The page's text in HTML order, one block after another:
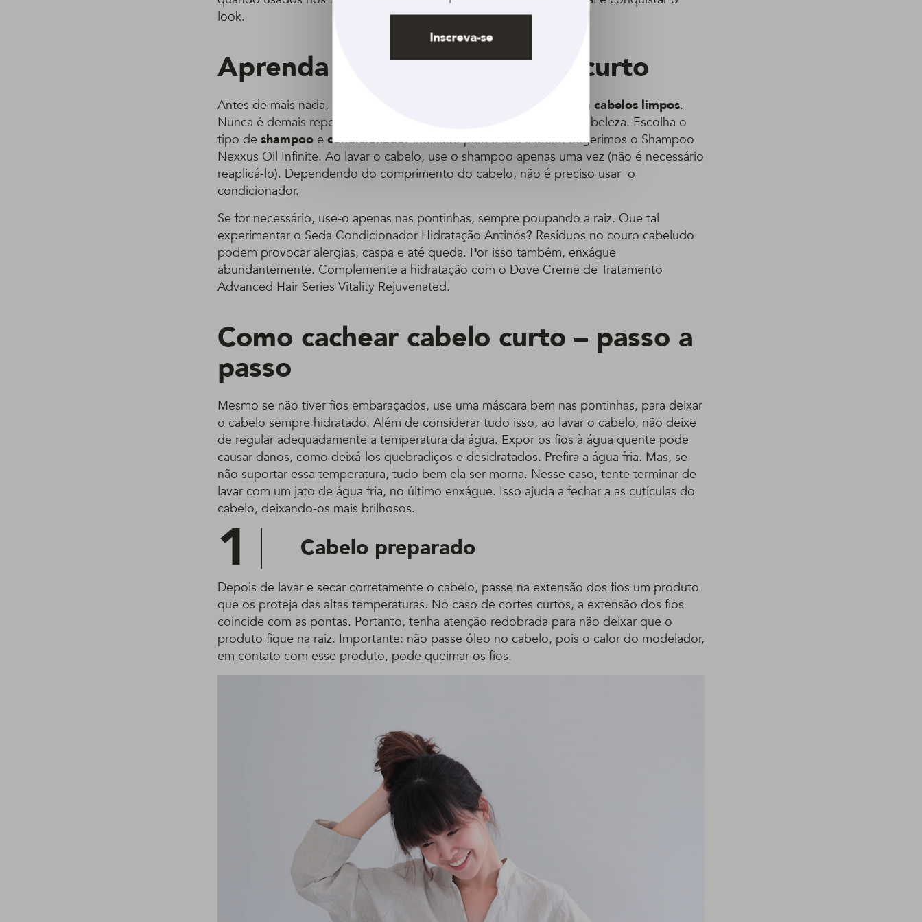
look.
Aprenda a cachear o cabelo curto
Antes de mais nada, lembre-se de que todo penteado começa com cabelos limpos.
Nunca é demais repetir essa frase, como se ela fosse um mantra da beleza. Escolha o
tipo de shampoo e condicionadorindicado para o seu cabelo. Sugerimos o Shampoo
Nexxus Oil Infinite. Ao lavar o cabelo, use o shampoo apenas uma vez (não é necessário
reaplicá-lo). Dependendo do comprimento do cabelo, não é preciso usar o
condicionador.
Se for necessário, use-o apenas nas pontinhas, sempre poupando a raiz. Que tal
experimentar o Seda Condicionador Hidratação Antinós? Resíduos no couro cabeludo
podem provocar alergias, caspa e até queda. Por isso também, enxágue
abundantemente. Complemente a hidratação com o Dove Creme de Tratamento
Advanced Hair Series Vitality Rejuvenated.
Como cachear cabelo curto – passo a
passo
Mesmo se não tiver fios embaraçados, use uma máscara bem nas pontinhas, para deixar
o cabelo sempre hidratado. Além de considerar tudo isso, ao lavar o cabelo, não deixe
de regular adequadamente a temperatura da água. Expor os fios à água quente pode
causar danos, como deixá-los quebradiços e desidratados. Prefira a água fria. Mas, se
não suportar essa temperatura, tudo bem ela ser morna. Nesse caso, tente terminar de
lavar com um jato de água fria, no último enxágue. Isso ajuda a fechar a as cutículas do
cabelo, deixando-os mais brilhosos.
1 Cabelo preparado
Depois de lavar e secar corretamente o cabelo, passe na extensão dos fios um produto
que os proteja das altas temperaturas. No caso de cortes curtos, a extensão dos fios
coincide com as pontas. Portanto, tenha atenção redobrada para não deixar que o
produto fique na raiz. Importante: não passe óleo no cabelo, pois o calor do modelador,
em contato com esse produto, pode queimar os fios.
Inscreva-se